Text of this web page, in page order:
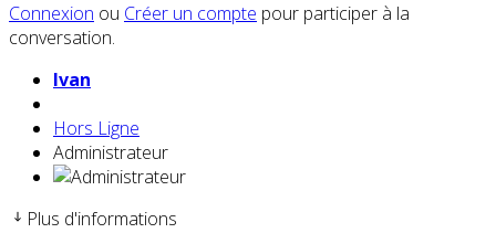
Connexion ou Créer un compte pour participer à la
conversation.
Ivan
Hors Ligne
Administrateur
Plus d'informations